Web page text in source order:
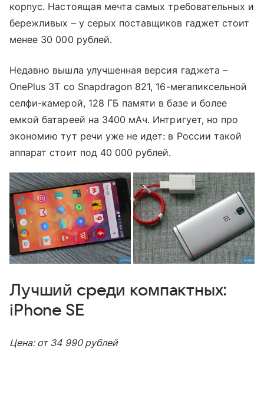
корпус. Настоящая мечта самых требовательных и
бережливых – у серых поставщиков гаджет стоит
менее 30 000 рублей.
Недавно вышла улучшенная версия гаджета –
OnePlus 3T со Snapdragon 821, 16-мегапиксельной
селфи-камерой, 128 ГБ памяти в базе и более
емкой батареей на 3400 мАч. Интригует, но про
экономию тут речи уже не идет: в России такой
аппарат стоит под 40 000 рублей.
Лучший среди компактных:
iPhone SE
Цена: от 34 990 рублей